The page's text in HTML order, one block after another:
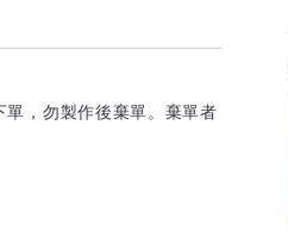
，勿製作後棄單。棄單者